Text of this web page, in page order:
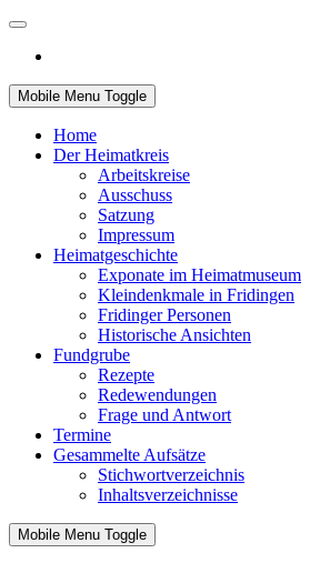
Mobile Menu Toggle
Home
Der Heimatkreis
Arbeitskreise
Ausschuss
Satzung
Impressum
Heimatgeschichte
Exponate im Heimatmuseum
Kleindenkmale in Fridingen
Fridinger Personen
Historische Ansichten
Fundgrube
Rezepte
Redewendungen
Frage und Antwort
Termine
Gesammelte Aufsätze
Stichwortverzeichnis
Inhaltsverzeichnisse
Mobile Menu Toggle